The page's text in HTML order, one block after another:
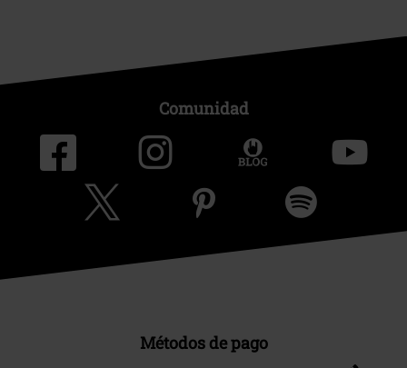
Comunidad
Métodos de pago